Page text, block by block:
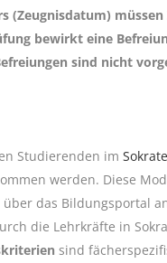
(Zeugnisdatum)
bewirkt eine
sind nicht
Studierenden im
werden. Diese
über das Bildungsportal
die Lehrkräfte in
sind